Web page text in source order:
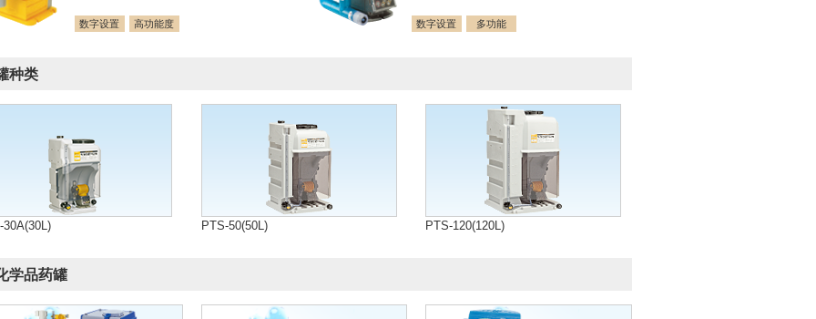
数字设置 高功能度 数字设置 多功能
种类
30A(30L) PTS-50(50L) PTS-120(120L)
学品药罐